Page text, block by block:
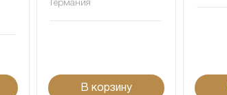
Германия
В корзину